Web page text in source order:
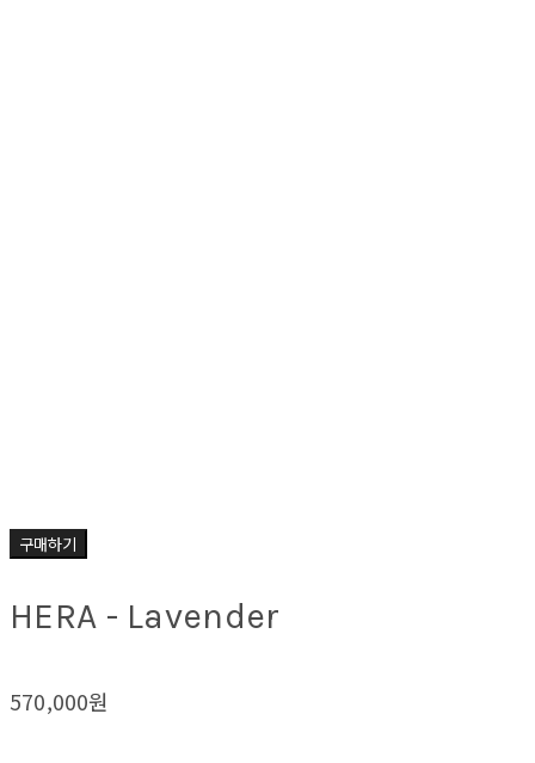
구매하기
HERA - Lavender
570,000원